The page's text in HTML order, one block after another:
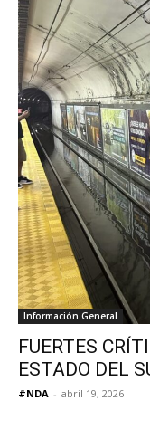
Información General
FUERTES
ESTADO DEL
#NDA - abril 19, 2026